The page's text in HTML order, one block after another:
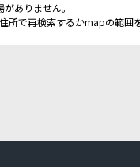
がありません。
所で再検索するかmapの範囲